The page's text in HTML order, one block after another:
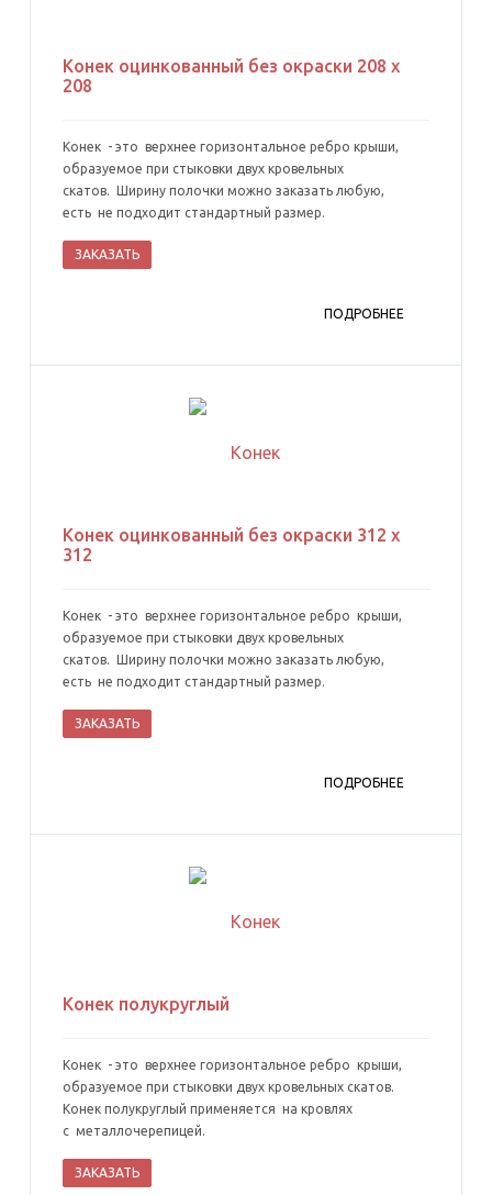
Конек оцинкованный без окраски 208 х
208
Конек - это верхнее горизонтальное ребро крыши,
образуемое при стыковки двух кровельных
скатов. Ширину полочки можно заказать любую,
есть не подходит стандартный размер.
ЗАКАЗАТЬ
ПОДРОБНЕЕ
Конек оцинкованный без окраски 312 х
312
Конек - это верхнее горизонтальное ребро крыши,
образуемое при стыковки двух кровельных
скатов. Ширину полочки можно заказать любую,
есть не подходит стандартный размер.
ЗАКАЗАТЬ
ПОДРОБНЕЕ
Конек полукруглый
Конек - это верхнее горизонтальное ребро крыши,
образуемое при стыковки двух кровельных скатов.
Конек полукруглый применяется на кровлях
с металлочерепицей.
ЗАКАЗАТЬ